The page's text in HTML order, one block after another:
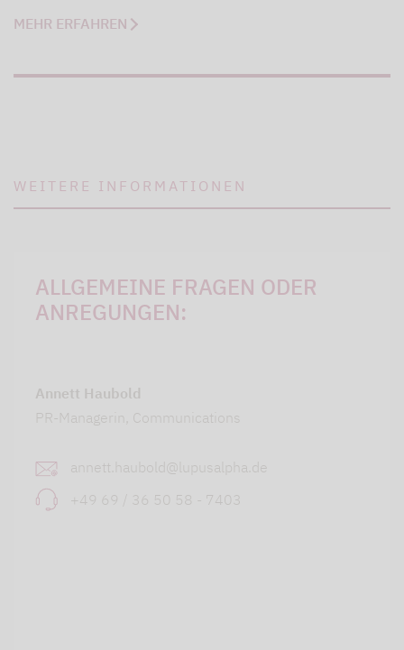
MEHR ERFAHREN
WEITERE INFORMATIONEN
ALLGEMEINE FRAGEN ODER
ANREGUNGEN:
Annett Haubold
PR-Managerin, Communications
annett.haubold@lupusalpha.de
+49 69 / 36 50 58 - 7403